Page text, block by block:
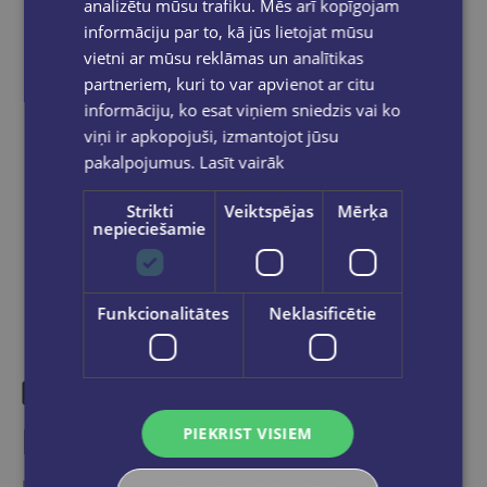
Bezmaksas piegāde jebkurā GLOBUSS
grāmatnīcā 1-5 darba dienu laikā, kad
e-pastu un/ vai SMS.
Dalies sociālajos tīklos:
Līdzīgas preces
analizētu mūsu trafiku. Mēs arī kopīgojam
informāciju par to, kā jūs lietojat mūsu
vietni ar mūsu reklāmas un analītikas
partneriem, kuri to var apvienot ar citu
informāciju, ko esat viņiem sniedzis vai ko
viņi ir apkopojuši, izmantojot jūsu
pakalpojumus. Lasīt vairāk
Strikti
nepieciešamie
Veiktspējas Mērķa
Funkcionalitātes Neklasificētie
PIEKRIST VISIEM